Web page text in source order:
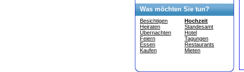
Was möchten Sie tun?
Besichtigen
Heiraten
Übernachten
Feiern
Essen
Kaufen
Hochzeit
Standesamt
Hotel
Tagungen
Restaurants
Mieten